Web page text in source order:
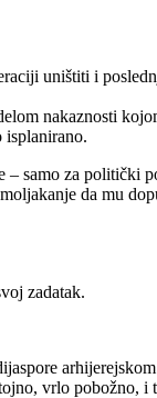
uništiti i
nakaznosti
isplanirano.
samo za politički
da mu
zadatak.
vrlo pobožno, i